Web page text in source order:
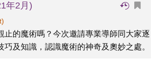
年2月)
止的魔術嗎？今次邀請專業導師同大家逐
巧及知識，認識魔術的神奇及奧妙之處。